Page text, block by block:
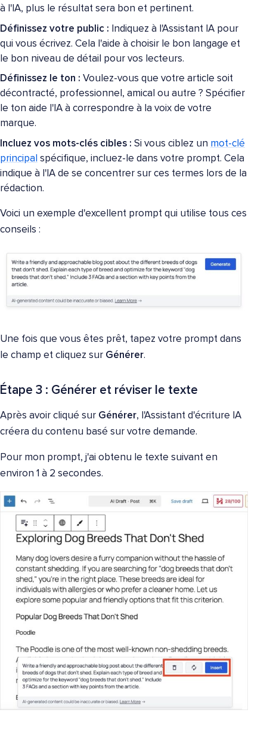
à l'IA, plus le résultat sera bon et pertinent.
Définissez votre public : Indiquez à l'Assistant IA pour
qui vous écrivez. Cela l'aide à choisir le bon langage et
le bon niveau de détail pour vos lecteurs.
Définissez le ton : Voulez-vous que votre article soit
décontracté, professionnel, amical ou autre ? Spécifier
le ton aide l'IA à correspondre à la voix de votre
marque.
Incluez vos mots-clés cibles : Si vous ciblez un mot-clé
principal spécifique, incluez-le dans votre prompt. Cela
indique à l'IA de se concentrer sur ces termes lors de la
rédaction.
Voici un exemple d'excellent prompt qui utilise tous ces
conseils :
Une fois que vous êtes prêt, tapez votre prompt dans
le champ et cliquez sur Générer.
Étape 3 : Générer et réviser le texte
Après avoir cliqué sur Générer, l'Assistant d'écriture IA
créera du contenu basé sur votre demande.
Pour mon prompt, j'ai obtenu le texte suivant en
environ 1 à 2 secondes.